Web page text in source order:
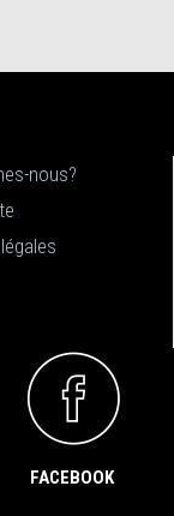
nous?
FACEBOOK